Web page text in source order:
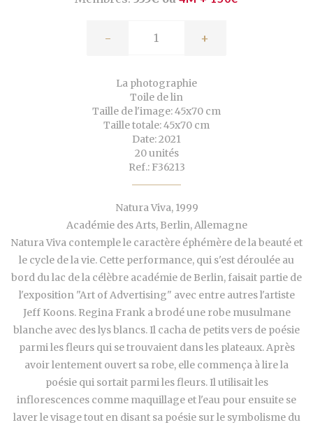
- +
La photographie
Toile de lin
Taille de l'image: 45x70 cm
Taille totale: 45x70 cm
Date: 2021
20 unités
Ref.: F36213
Natura Viva, 1999
Académie des Arts, Berlin, Allemagne
Natura Viva contemple le caractère éphémère de la beauté et
le cycle de la vie. Cette performance, qui s'est déroulée au
bord du lac de la célèbre académie de Berlin, faisait partie de
l'exposition "Art of Advertising" avec entre autres l'artiste
Jeff Koons. Regina Frank a brodé une robe musulmane
blanche avec des lys blancs. Il cacha de petits vers de poésie
parmi les fleurs qui se trouvaient dans les plateaux. Après
avoir lentement ouvert sa robe, elle commença à lire la
poésie qui sortait parmi les fleurs. Il utilisait les
inflorescences comme maquillage et l'eau pour ensuite se
laver le visage tout en disant sa poésie sur le symbolisme du